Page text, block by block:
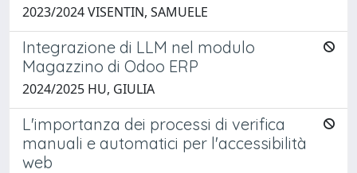
2023/2024 VISENTIN, SAMUELE
Integrazione di LLM nel modulo
Magazzino di Odoo ERP
2024/2025 HU, GIULIA
L'importanza dei processi di verifica
manuali e automatici per l'accessibilità
web